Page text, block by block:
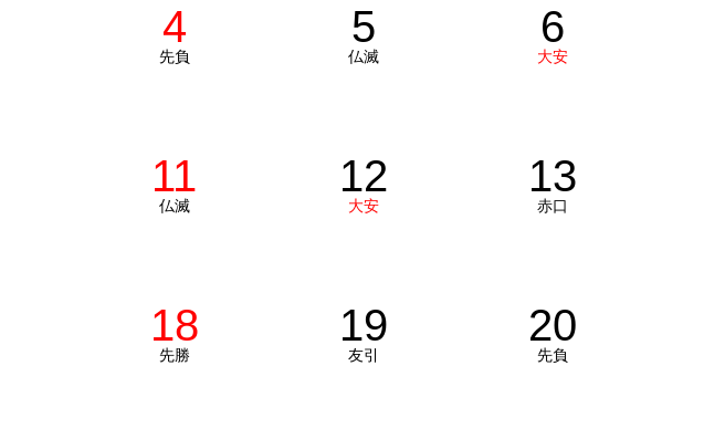
4
先負
5
仏滅
6
大安
11
仏滅
12
大安
13
赤口
18
先勝
19
友引
20
先負